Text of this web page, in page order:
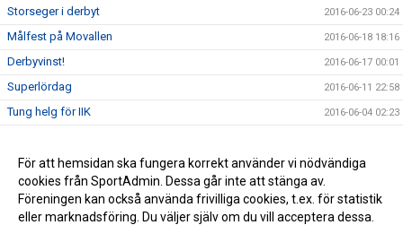
Storseger i derbyt 2016-06-23 00:24
Målfest på Movallen 2016-06-18 18:16
Derbyvinst! 2016-06-17 00:01
Superlördag 2016-06-11 22:58
Tung helg för IIK 2016-06-04 02:23
Dubbelvinst! 2016-05-28 19:09
Hemvändarcupen 2016 2016-05-04 16:30
För att hemsidan ska fungera korrekt använder vi nödvändiga
cookies från SportAdmin. Dessa går inte att stänga av.
Föreningen kan också använda frivilliga cookies, t.ex. för statistik
eller marknadsföring. Du väljer själv om du vill acceptera dessa.